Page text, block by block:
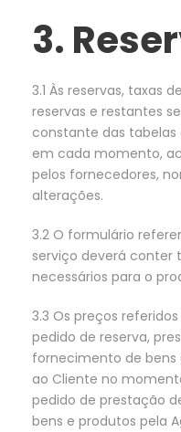
3.
3.1 Às reservas, taxas
reservas e restantes
constante das
em cada momento,
pelos fornecedores,
alterações.
3.2 O formulário
serviço deverá conter
necessários para o
3.3 Os preços
pedido de reserva,
fornecimento de bens
ao Cliente no
pedido de prestação
bens e produtos pela